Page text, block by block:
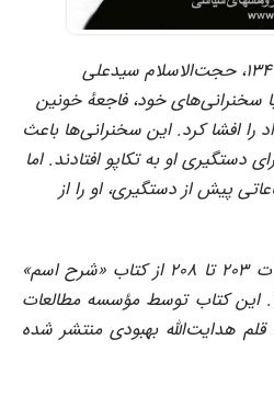
در آخرین روزهای بهار سال ۱۳۴۳، حجت‌الاسلام سیدعلی
سخنرانی‌های خود، فاجعهٔ خونین
و قیام ۱۵ خرداد را افشا کرد. این سخنرانی‌ها باعث
دستگیری او به تکاپو افتادند. اما
پیش از دستگیری، او را از
روایت این موضوع در صفحات ۲۰۳ تا ۲۰۸ از کتاب «شرح اسم»
این کتاب توسط مؤسسه مطالعات
هدایت‌الله بهبودی منتشر شده